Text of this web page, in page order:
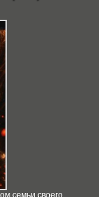
семьи своего